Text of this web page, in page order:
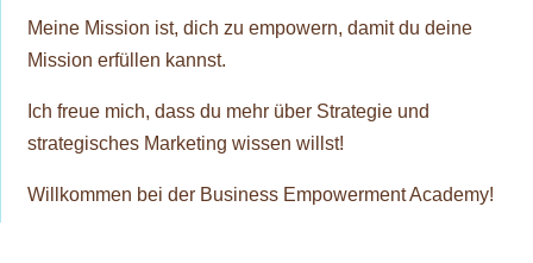
Meine Mission ist, dich zu empowern, damit du deine
Mission erfüllen kannst.
Ich freue mich, dass du mehr über Strategie und
strategisches Marketing wissen willst!
Willkommen bei der Business Empowerment Academy!